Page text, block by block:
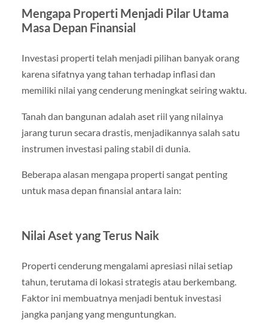
Mengapa Properti Menjadi Pilar Utama
Masa Depan Finansial
Investasi properti telah menjadi pilihan banyak orang
karena sifatnya yang tahan terhadap inflasi dan
memiliki nilai yang cenderung meningkat seiring waktu.
Tanah dan bangunan adalah aset riil yang nilainya
jarang turun secara drastis, menjadikannya salah satu
instrumen investasi paling stabil di dunia.
Beberapa alasan mengapa properti sangat penting
untuk masa depan finansial antara lain:
Nilai Aset yang Terus Naik
Properti cenderung mengalami apresiasi nilai setiap
tahun, terutama di lokasi strategis atau berkembang.
Faktor ini membuatnya menjadi bentuk investasi
jangka panjang yang menguntungkan.